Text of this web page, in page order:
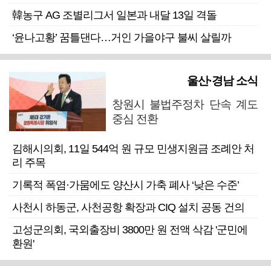
韓농구 AG 조별리그서 일본과 내달 13일 격돌
‘윤나고황’ 꿈틀댄다…거인 가을야구 불씨 살릴까
울산·경남 소식
창원시 불법주정차 단속 계도
중심 전환
김해시의회, 11일 544억 원 규모 민생지원금 조례안 처
리 주목
기록적 폭염·가뭄에도 양산시 가축 폐사 ‘낮은 수준’
사천시 하동군, 사천공항 확장과 CIQ 설치 공동 건의
고성군의회, 국외출장비 3800만 원 전액 삭감 '군민에
환원'